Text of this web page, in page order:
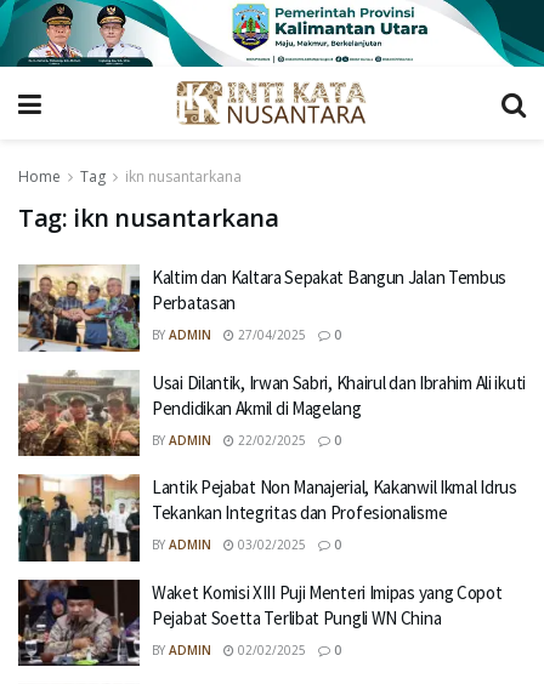
Home Tag ikn nusantarkana
Tag: ikn nusantarkana
Kaltim dan Kaltara Sepakat Bangun Jalan Tembus
Perbatasan
BY ADMIN 27/04/2025 0
Usai Dilantik, Irwan Sabri, Khairul dan Ibrahim Ali ikuti
Pendidikan Akmil di Magelang
BY ADMIN 22/02/2025 0
Lantik Pejabat Non Manajerial, Kakanwil Ikmal Idrus
Tekankan Integritas dan Profesionalisme
BY ADMIN 03/02/2025 0
Waket Komisi XIII Puji Menteri Imipas yang Copot
Pejabat Soetta Terlibat Pungli WN China
BY ADMIN 02/02/2025 0